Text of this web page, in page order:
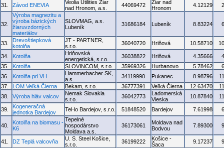
31. Závod ENEVIA
Veolia Utilities Žiar
nad Hronom, a.s.
44069472
Žiar nad
Hronom
4.12129
32.
Výroba magnezitu a
výroba bázických
žiaruvzdorných
materiálov
SLOVMAG, a.s.
Lubeník
31686184 Lubeník 8.83224
33.
Drevoštiepková
kotolňa
JT - PARTNER,
s.r.o.
36040720 Hriňová 10.58710
34. Kotolňa
Hriňovská
energetická, s.r.o.
36038822 Hriňová 4.35666
35.
Kotolňa SLOVINCOM, s.r.o. 35969326 Hurbanovo 5.78462
36.
Kotolňa pri VH
Hammerbacher SK,
a.s.
34119990 Pukanec 8.98796
37.
LOM Veľká Čierna Bekam, s.r.o. 36777391 Veľká Čierna 12.63470
38.
Výroba hláv valcov
Nemak Slovakia
s.r.o.
36042773
Ladomerská
Vieska
10.87840
39.
Kogeneračná
jednotka Bardejov
TeHo Bardejov, s.r.o. 51848520 Bardejov 7.61998
40.
Kotolňa na biomasu -
K6
Tepelné
hospodárstvo
Moldava a.s.
36173061
Moldava nad
Bodvou
7.89300
41. DZ Teplá valcovňa
U. S. Steel Košice,
s.r.o.
36199222
Košice -
Šaca
9.17237